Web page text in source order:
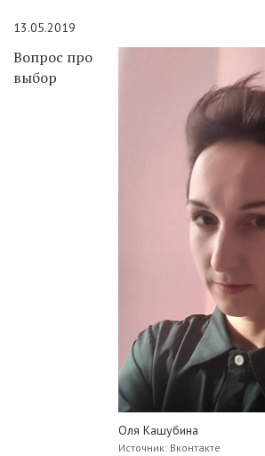
13.05.2019
Оля Кашубина
Источник: Вконтакте
Вопрос про
выбор